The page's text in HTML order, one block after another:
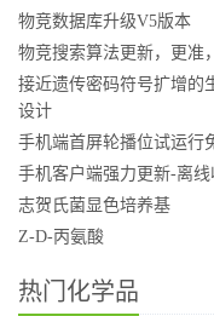
物竞数据库升级V5版本
物竞搜索算法更新，更准
接近遗传密码符号扩增的
设计
手机端首屏轮播位试运行
手机客户端强力更新-离线
志贺氏菌显色培养基
Z-D-丙氨酸
热门化学品